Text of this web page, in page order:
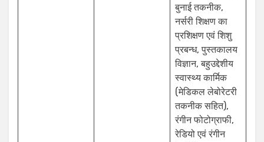
बुनाई तकनीक,
नर्सरी शिक्षण का
प्रशिक्षण एवं शिशु
प्रबन्ध, पुस्तकालय
विज्ञान, बहुउद्देशीय
स्वास्थ्य कार्मिक
(मेडिकल लेबोरेटरी
तकनीक सहित),
रंगीन फोटोग्राफी,
रेडियो एवं रंगीन